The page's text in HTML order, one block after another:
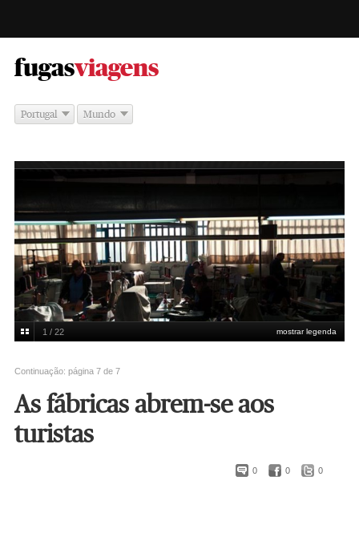
fugas -
viagens
Portugal Mundo
Na Fábrica de Calçado Helsar
mostrar legenda
1 / 22
Continuação: página 7 de 7
As fábricas abrem-se aos
turistas
0 0 0